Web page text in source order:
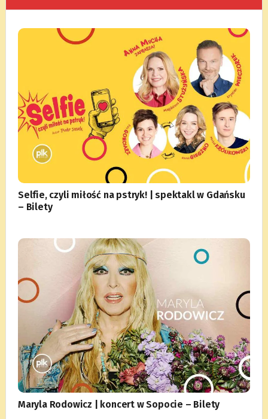
Selfie, czyli miłość na pstryk! | spektakl w Gdańsku
– Bilety
Maryla Rodowicz | koncert w Sopocie – Bilety